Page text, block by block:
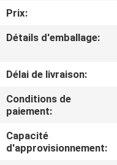
DE
L'USINE
CONTRÔLE
DE
LA
QUALITÉ
Prix:
Détails d'emballage:
Délai de livraison:
Conditions de
paiement:
Capacité
d'approvisionnement: